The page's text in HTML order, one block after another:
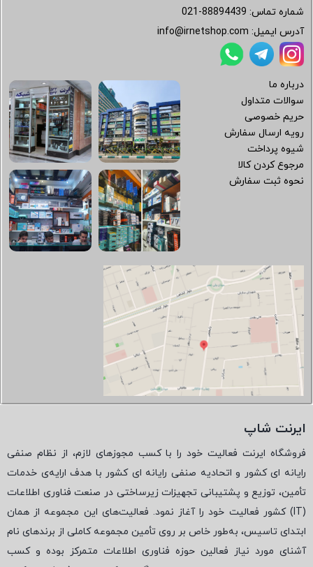
شماره تماس: 021-88894439
آدرس ایمیل: info@irnetshop.com
درباره ما
سوالات متداول
حریم خصوصی
رویه ارسال سفارش
شیوه پرداخت
مرجوع کردن کالا
نحوه ثبت سفارش
ایرنت شاپ
فروشگاه ایرنت فعالیت خود را با کسب مجوزهای لازم، از نظام صنفی
رایانه ای کشور و اتحادیه صنفی رایانه ای کشور با هدف ارایه‌ی خدمات
تأمین، توزیع و پشتیبانی تجهیزات زیرساختی در صنعت فناوری اطلاعات
(
IT) کشور فعالیت خود را آغاز نمود. فعالیت‌های این مجموعه از همان
ابتدای تاسیس، به‌طور خاص بر روی تأمین مجموعه کاملی از برندهای نام
آشنای مورد نیاز فعالین حوزه فناوری اطلاعات متمرکز بوده و کسب